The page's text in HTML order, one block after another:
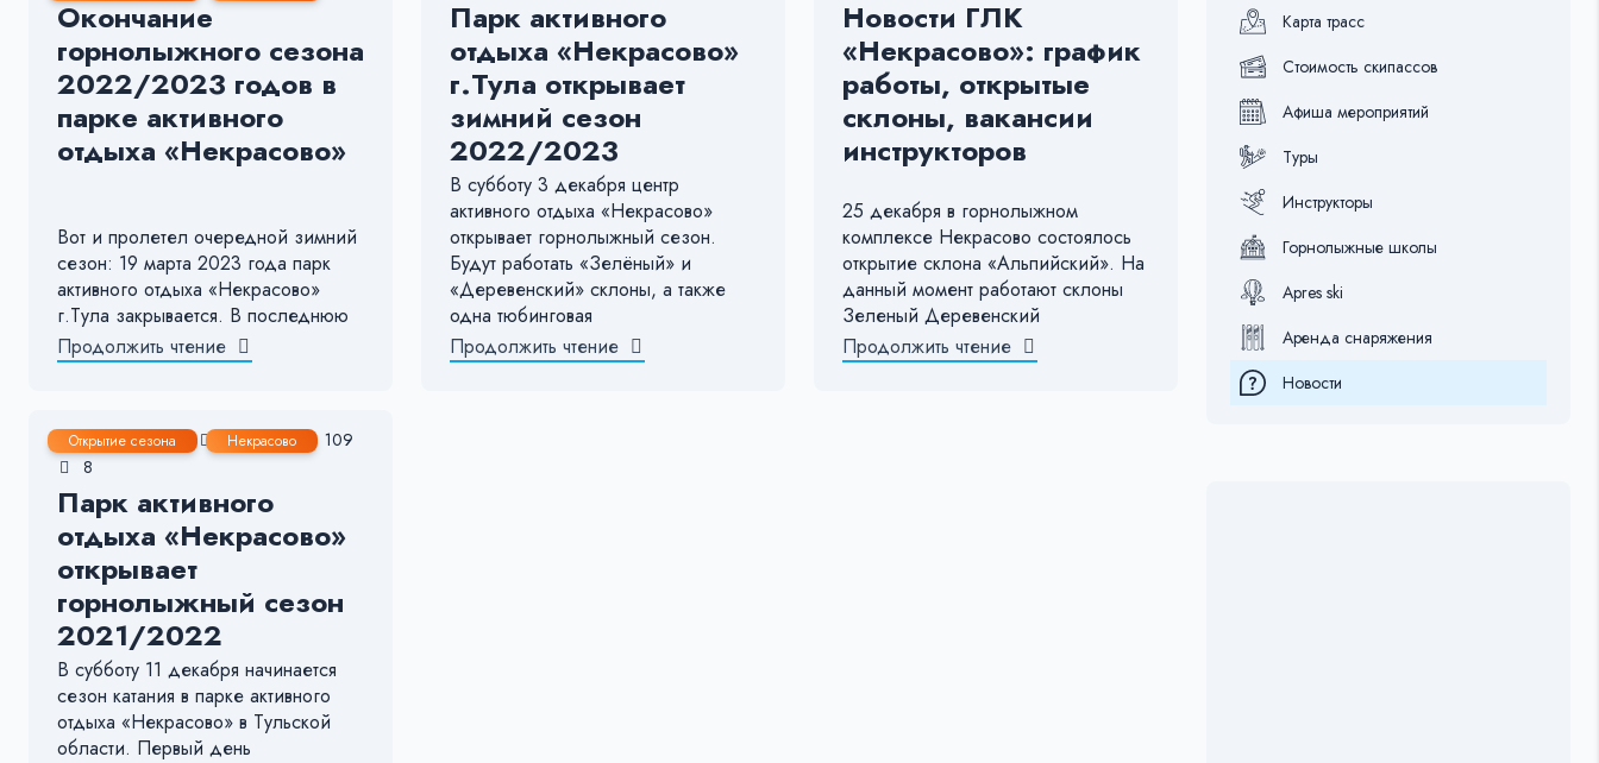
Окончание
горнолыжного сезона
2022/2023 годов в
парке активного
отдыха «Некрасово»
Вот и пролетел очередной зимний
сезон: 19 марта 2023 года парк
активного отдыха «Некрасово»
г.Тула закрывается. В последнюю
Продолжить чтение
Парк активного
отдыха «Некрасово»
г.Тула открывает
зимний сезон
2022/2023
В субботу 3 декабря центр
активного отдыха «Некрасово»
открывает горнолыжный сезон.
Будут работать «Зелёный» и
«Деревенский» склоны, а также
одна тюбинговая
Продолжить чтение
Новости ГЛК
«Некрасово»: график
работы, открытые
склоны, вакансии
инструкторов
25 декабря в горнолыжном
комплексе Некрасово состоялось
открытие склона «Альпийский». На
данный момент работают склоны
Зеленый Деревенский
Продолжить чтение
Открытие сезона Некрасово
10 Дек, 2021 < 1 мин.
109
8
Парк активного
отдыха «Некрасово»
открывает
горнолыжный сезон
2021/2022
В субботу 11 декабря начинается
сезон катания в парке активного
отдыха «Некрасово» в Тульской
области. Первый день
Карта трасс
Стоимость скипассов
Афиша мероприятий
Туры
Инструкторы
Горнолыжные школы
Apres ski
Аренда снаряжения
Новости